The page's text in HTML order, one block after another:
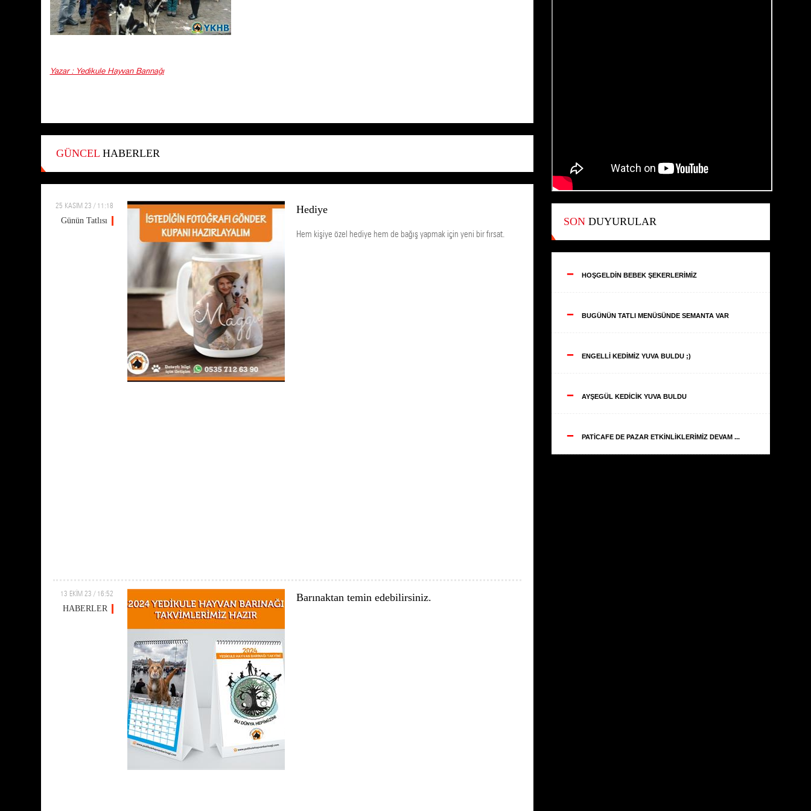
Yazar : Yedikule Hayvan Barınağı
GÜNCELHABERLER
25 KASIM 23 / 11:18
Günün Tatlısı
Hediye
Hem kişiye özel hediye hem de bağış yapmak için yeni bir fırsat.
13 EKİM 23 / 16:52
HABERLER
Barınaktan temin edebilirsiniz.
SONDUYURULAR
-- HOŞGELDİN BEBEK ŞEKERLERİMİZ
-- BUGÜNÜN TATLI MENÜSÜNDE SEMANTA VAR
-- ENGELLİ KEDİMİZ YUVA BULDU ;)
-- AYŞEGÜL KEDİCİK YUVA BULDU
-- PATİCAFE DE PAZAR ETKİNLİKLERİMİZ DEVAM ...